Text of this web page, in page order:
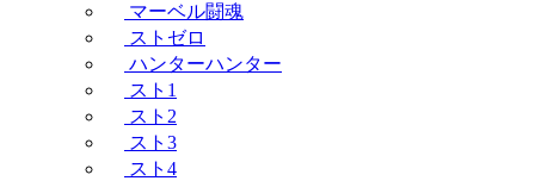
マーベル闘魂
ストゼロ
ハンターハンター
スト1
スト2
スト3
スト4